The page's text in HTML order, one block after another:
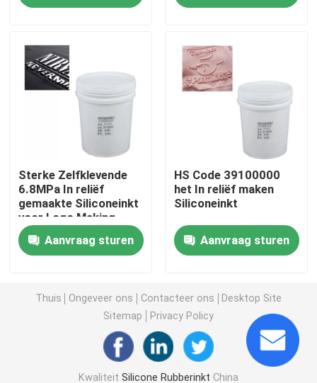
In reliëf makende Siliconeinkt
Vloeibaar Vormend Silicone
Sokkensilicone
De Drukinkt van de hitteoverdracht
Silicone Gebaseerde Deklaag
Elektrisch Geleidend Siliconerubber
Sterke Zelfklevende
6.8MPa In reliëf
gemaakte Siliconeinkt
voor Logo Making
Aanvraag sturen
HS Code 39100000
het In reliëf maken
Siliconeinkt
Aanvraag sturen
Thuis Ongeveer ons Contacteer ons
Desktop Site
Sitemap
Privacy Policy
Kwaliteit Silicone Rubberinkt China